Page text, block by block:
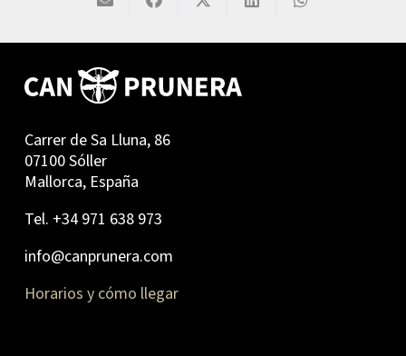
Carrer de Sa Lluna, 86
07100 Sóller
Mallorca, España
Tel. +34 971 638 973
info@canprunera.com
Horarios y cómo llegar